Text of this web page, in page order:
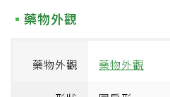
藥物外觀
藥物外觀 藥物外觀